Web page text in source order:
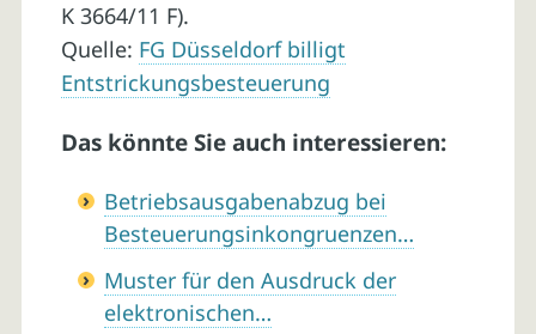
K 3664/11 F).
Quelle: FG Düsseldorf billigt
Entstrickungsbesteuerung
Das könnte Sie auch interessieren:
Betriebsausgabenabzug bei
Besteuerungsinkongruenzen…
Muster für den Ausdruck der
elektronischen…